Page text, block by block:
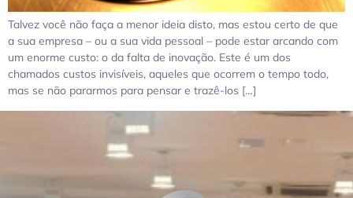
Talvez você não faça a menor ideia disto, mas estou certo de que
a sua empresa – ou a sua vida pessoal – pode estar arcando com
um enorme custo: o da falta de inovação. Este é um dos
chamados custos invisíveis, aqueles que ocorrem o tempo todo,
mas se não pararmos para pensar e trazê-los […]